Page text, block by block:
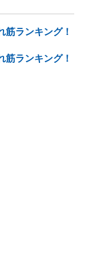
ランキング！
筋ランキング！